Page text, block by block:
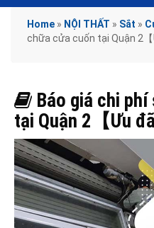
Home » NỘI THẤT » Sắt »
chữa cửa cuốn tại Quận 2【
Báo giá chi
tại Quận 2【Ưu